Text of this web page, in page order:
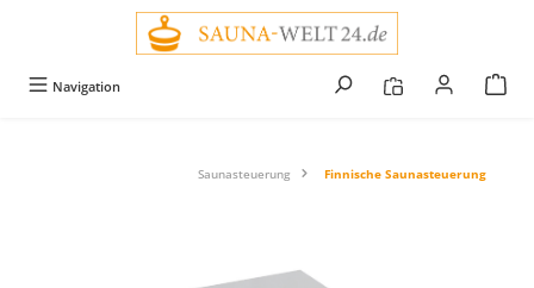
Navigation
Saunasteuerung Finnische Saunasteuerung